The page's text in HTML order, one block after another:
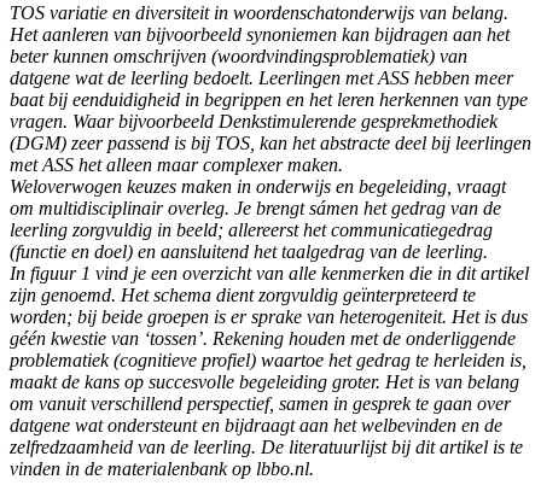
TOS variatie en diversiteit in woordenschatonderwijs van belang.
Het aanleren van bijvoorbeeld synoniemen kan bijdragen aan het
beter kunnen omschrijven (woordvindingsproblematiek) van
datgene wat de leerling bedoelt. Leerlingen met ASS hebben meer
baat bij eenduidigheid in begrippen en het leren herkennen van type
vragen. Waar bijvoorbeeld Denkstimulerende gesprekmethodiek
(DGM) zeer passend is bij TOS, kan het abstracte deel bij leerlingen
met ASS het alleen maar complexer maken.
Weloverwogen keuzes maken in onderwijs en begeleiding, vraagt
om multidisciplinair overleg. Je brengt sámen het gedrag van de
leerling zorgvuldig in beeld; allereerst het communicatiegedrag
(functie en doel) en aansluitend het taalgedrag van de leerling.
In figuur 1 vind je een overzicht van alle kenmerken die in dit artikel
zijn genoemd. Het schema dient zorgvuldig geïnterpreteerd te
worden; bij beide groepen is er sprake van heterogeniteit. Het is dus
géén kwestie van ‘tossen’. Rekening houden met de onderliggende
problematiek (cognitieve profiel) waartoe het gedrag te herleiden is,
maakt de kans op succesvolle begeleiding groter. Het is van belang
om vanuit verschillend perspectief, samen in gesprek te gaan over
datgene wat ondersteunt en bijdraagt aan het welbevinden en de
zelfredzaamheid van de leerling. De literatuurlijst bij dit artikel is te
vinden in de materialenbank op lbbo.nl.